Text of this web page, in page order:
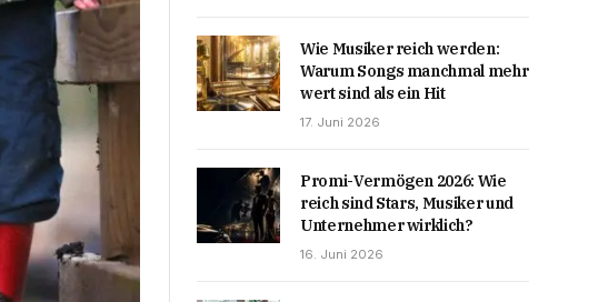
Wie Musiker reich werden:
Warum Songs manchmal mehr
wert sind als ein Hit
17. Juni 2026
Promi-Vermögen 2026: Wie
reich sind Stars, Musiker und
Unternehmer wirklich?
16. Juni 2026